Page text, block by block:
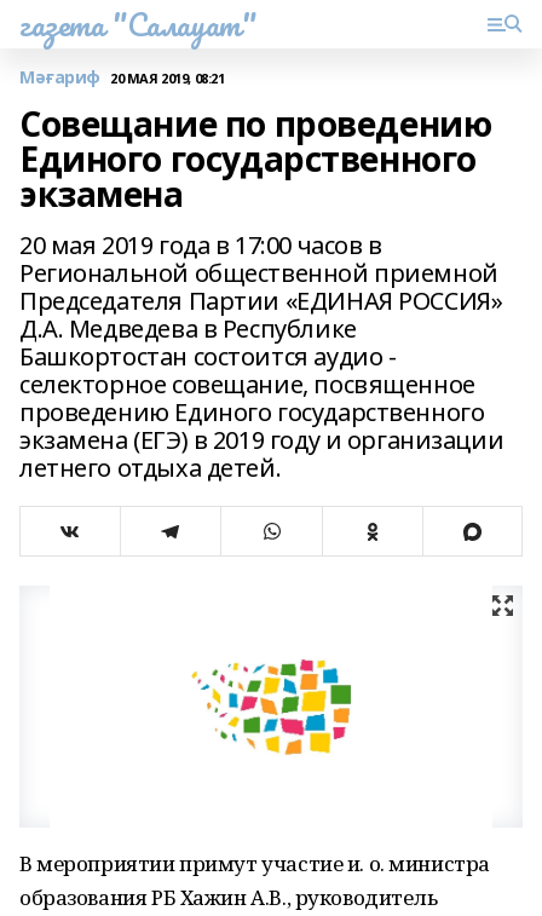
газета "Салауат"
Мәғариф 20 МАЯ 2019, 08:21
Cовещание по проведению
Единого государственного
экзамена
20 мая 2019 года в 17:00 часов в
Региональной общественной приемной
Председателя Партии «ЕДИНАЯ РОССИЯ»
Д.А. Медведева в Республике
Башкортостан состоится аудио -
селекторное совещание, посвященное
проведению Единого государственного
экзамена (ЕГЭ) в 2019 году и организации
летнего отдыха детей.
В мероприятии примут участие и. о. министра
образования РБ Хажин А.В., руководитель